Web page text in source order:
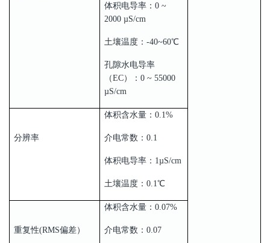
体积电导率：0 ~
2000 µS/cm
土壤温度：-40~60℃
孔隙水电导率
（EC）：0 ~ 55000
µS/cm
分辨率
体积含水量：0.1%
介电常数：0.1
体积电导率：1µS/cm
土壤温度：0.1℃
重复性(RMS偏差）
体积含水量：0.07%
介电常数：0.07